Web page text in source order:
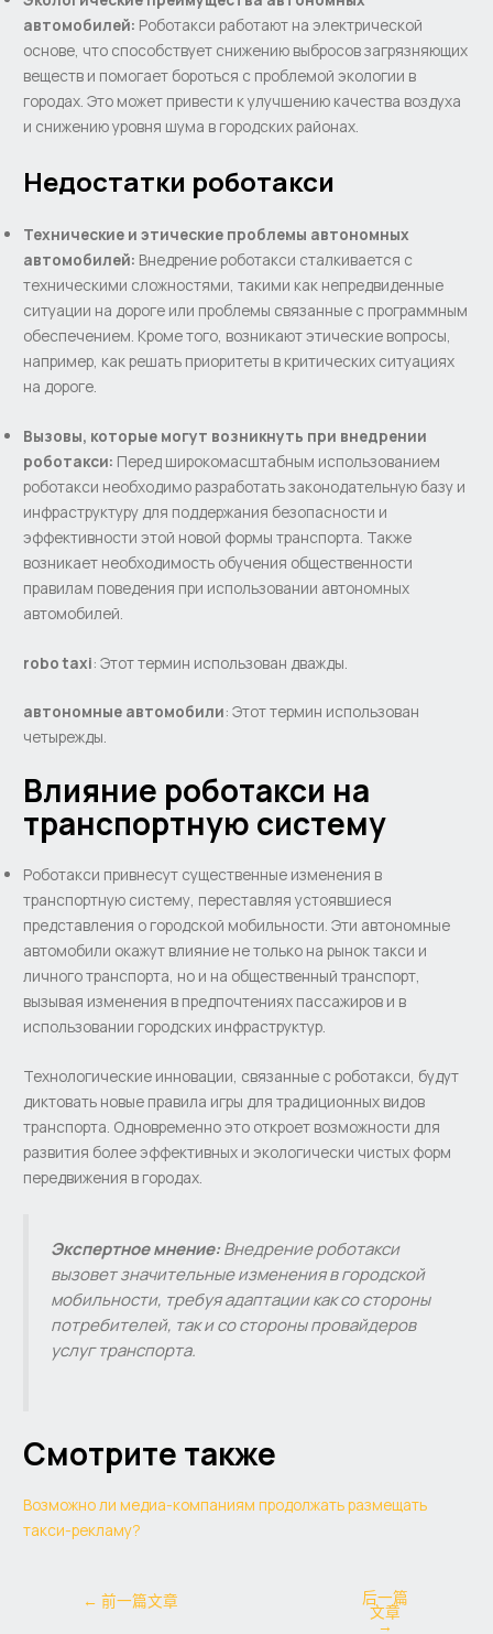
автомобилей: Роботакcи работают на электрической
основе, что способствует снижению выбросов загрязняющих
веществ и помогает бороться с проблемой экологии в
городах. Это может привести к улучшению качества воздуха
и снижению уровня шума в городских районах.
Недостатки роботакси
Технические и этические проблемы автономных
автомобилей: Внедрение роботакси сталкивается с
техническими сложностями, такими как непредвиденные
ситуации на дороге или проблемы связанные с программным
обеспечением. Кроме того, возникают этические вопросы,
например, как решать приоритеты в критических ситуациях
на дороге.
Вызовы, которые могут возникнуть при внедрении
роботакси: Перед широкомасштабным использованием
роботакси необходимо разработать законодательную базу и
инфраструктуру для поддержания безопасности и
эффективности этой новой формы транспорта. Также
возникает необходимость обучения общественности
правилам поведения при использовании автономных
автомобилей.
robo taxi: Этот термин использован дважды.
автономные автомобили: Этот термин использован
четырежды.
Влияние роботакси на
транспортную систему
Роботакcи привнесут существенные изменения в
транспортную систему, переставляя устоявшиеся
представления о городской мобильности. Эти автономные
автомобили окажут влияние не только на рынок такси и
личного транспорта, но и на общественный транспорт,
вызывая изменения в предпочтениях пассажиров и в
использовании городских инфраструктур.
Технологические инновации, связанные с роботакси, будут
диктовать новые правила игры для традиционных видов
транспорта. Одновременно это откроет возможности для
развития более эффективных и экологически чистых форм
передвижения в городах.
Экспертное мнение:Внедрение роботакси
вызовет значительные изменения в городской
мобильности, требуя адаптации как со стороны
потребителей, так и со стороны провайдеров
услуг транспорта.
Смотрите также
Возможно ли медиа-компаниям продолжать размещать
такси-рекламу?
← 前一篇文章 后一篇
文章
→